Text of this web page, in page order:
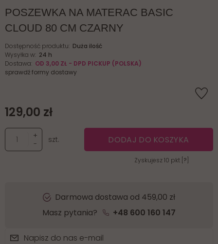
POSZEWKA NA MATERAC BASIC
CLOUD 80 CM CZARNY
Dostępność produktu: Duża ilość
Wysyłka w: 24 h
Dostawa: OD 3,00 ZŁ - DPD PICKUP (POLSKA)
sprawdź formy dostawy
129,00 zł
+
-
szt. DODAJ DO KOSZYKA
Zyskujesz10 pkt [ ?
Darmowa dostawa od 459,00 zł
Masz pytania?
+48 600 160 147
Napisz do nas e-mail